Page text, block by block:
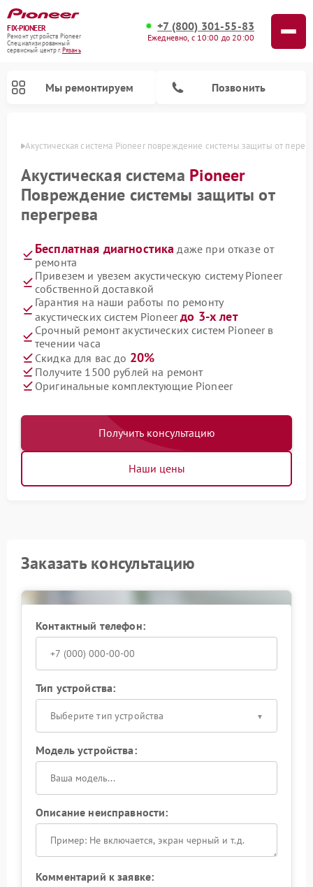
FIX-PIONEER
Ремонт устройств Pioneer
Специализированный
cервисный центр г.Рязань
+7 (800) 301-55-83
Ежедневно, с 10:00 до 20:00
Мы ремонтируем Позвонить
Акустическая система Pioneer повреждение системы защиты от
Акустическая система Pioneer
Повреждение системы защиты от
перегрева
Бесплатная диагностика даже при отказе от
ремонта
Привезем и увезем акустическую систему Pioneer
собственной доставкой
Гарантия на наши работы по ремонту
акустических систем Pioneerдо 3-х лет
Срочный ремонт акустических систем Pioneer в
течении часа
Скидка для вас до 20%
Получите 1500 рублей на ремонт
Оригинальные комплектующие Pioneer
Получить консультацию
Наши цены
Заказать консультацию
Контактный телефон:
Тип устройства:
Выберите тип устройства
Модель устройства:
Описание неисправности:
Комментарий к заявке: